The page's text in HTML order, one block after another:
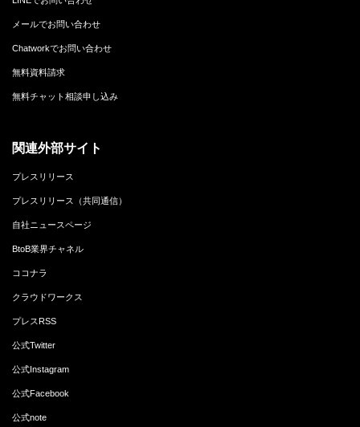
メールでお問い合わせ
Chatworkでお問い合わせ
無料資料請求
無料チャット相談申し込み
関連外部サイト
プレスリリース
プレスリリース（共同通信）
自社ニュースページ
BtoB業界チャネル
ココナラ
クラウドワークス
プレスRSS
公式Twitter
公式Instagram
公式Facebook
公式note